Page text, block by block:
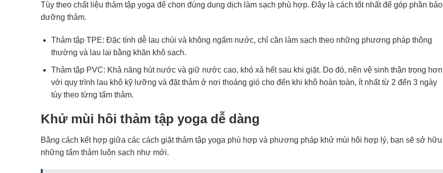
Tùy theo chất liệu thảm tập yoga để chọn đúng dung dịch làm sạch phù hợp. Đây là cách tốt nhất để góp phần bảo
dưỡng thảm.
Thảm tập TPE: Đặc tính dễ lau chùi và không ngấm nước, chỉ cần làm sạch theo những phương pháp thông
thường và lau lại bằng khăn khô sạch.
Thảm tập PVC: Khả năng hút nước và giữ nước cao, khó xả hết sau khi giặt. Do đó, nên vệ sinh thận trọng hơn
với quy trình lau khô kỹ lưỡng và đặt thảm ở nơi thoáng gió cho đến khi khô hoàn toàn, ít nhất từ 2 đến 3 ngày
tùy theo từng tấm thảm.
Khử mùi hôi thảm tập yoga dễ dàng
Bằng cách kết hợp giữa các cách giặt thảm tập yoga phù hợp và phương pháp khử mùi hôi hợp lý, bạn sẽ sở hữu
những tấm thảm luôn sạch như mới.